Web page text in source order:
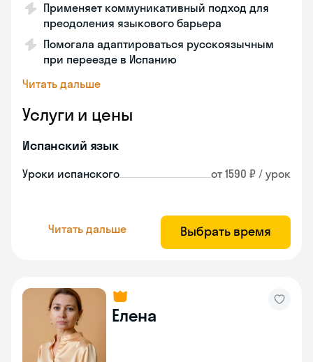
Применяет коммуникативный подход для
преодоления языкового барьера
Помогала адаптироваться русскоязычным
при переезде в Испанию
Читать дальше
Услуги и цены
Испанский язык
Уроки испанского от 1590 ₽ / урок
Читать дальше Выбрать время
Елена